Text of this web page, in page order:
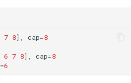
7 8], cap=8
6 7 8], cap=8
=6